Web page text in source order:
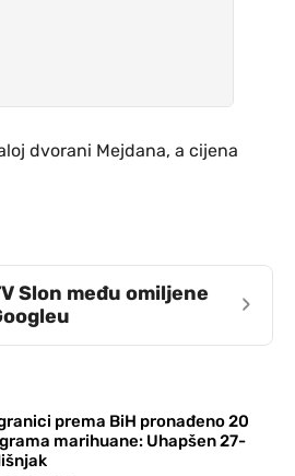
dvorani Mejdana, a cijena
Slon među omiljene
›
prema BiH pronađeno 20
marihuane: Uhapšen 27-